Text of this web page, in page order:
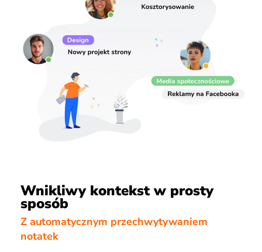
Wnikliwy kontekst w prosty
sposób
Z automatycznym przechwytywaniem
notatek